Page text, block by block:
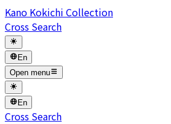
Kano Kokichi Collection
Cross Search
En
Open menu
En
Cross Search